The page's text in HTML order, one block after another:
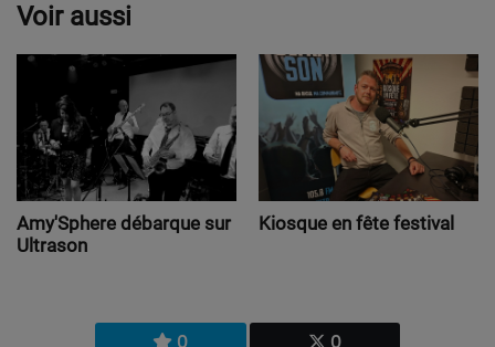
Voir aussi
Amy'Sphere débarque sur
Ultrason
Kiosque en fête festival